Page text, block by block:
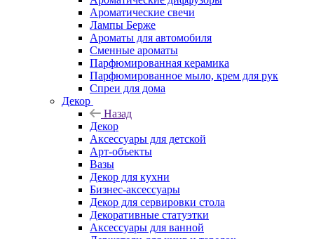
Ароматические свечи
Лампы Берже
Ароматы для автомобиля
Сменные ароматы
Парфюмированная керамика
Парфюмированное мыло, крем для рук
Спреи для дома
Декор
Назад
Декор
Аксессуары для детской
Арт-объекты
Вазы
Декор для кухни
Бизнес-аксессуары
Декор для сервировки стола
Декоративные статуэтки
Аксессуары для ванной